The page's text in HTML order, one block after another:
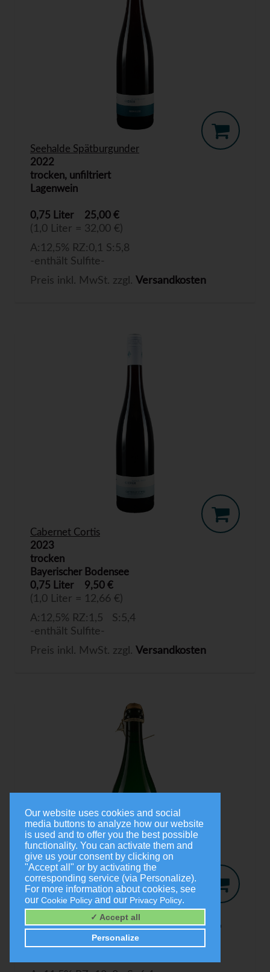
Seehalde Spätburgunder
2022
trocken, unfiltriert
Lagenwein
0,75 Liter 25,00 €
(1,0 Liter = 32,00 €)
A:12,5% RZ:0,1 S:5,8
-enthält Sulfite-
Preis inkl. MwSt. zzgl. Versandkosten
Cabernet Cortis
2023
trocken
Bayerischer Bodensee
0,75 Liter
9,50 €
(1,0 Liter = 12,66 €)
A:12,5% RZ:1,5 S:5,4
-enthält Sulfite-
Preis inkl. MwSt. zzgl. Versandkosten
Jo-Secco
Trocken
9,00 €
Our website uses cookies and social
media buttons to analyze how our website
is used and to offer you the best possible
functionality. You can activate them and
give us your consent by clicking on
"Accept all" or by activating the
corresponding service (via Personalize).
For more information about cookies, see
our Cookie Policy and our Privacy Policy.
✓ Accept all
Personalize